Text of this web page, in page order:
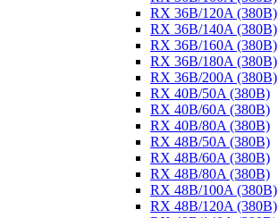
RX 36B/120A (380B)
RX 36B/140A (380B)
RX 36B/160A (380B)
RX 36B/180A (380B)
RX 36B/200A (380B)
RX 40B/50A (380B)
RX 40B/60A (380B)
RX 40B/80A (380B)
RX 48B/50A (380B)
RX 48B/60A (380B)
RX 48B/80A (380B)
RX 48B/100A (380B)
RX 48B/120A (380B)